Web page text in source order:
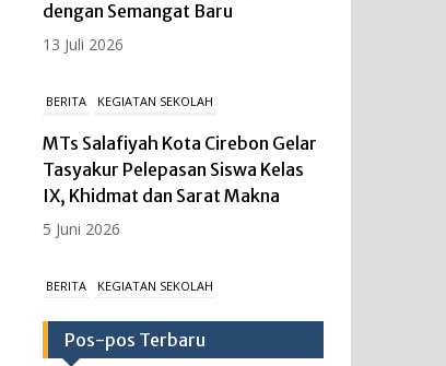
dengan Semangat Baru
13 Juli 2026
BERITA KEGIATAN SEKOLAH
MTs Salafiyah Kota Cirebon Gelar
Tasyakur Pelepasan Siswa Kelas
IX, Khidmat dan Sarat Makna
5 Juni 2026
BERITA KEGIATAN SEKOLAH
MTs Salafiyah Kota Cirebon Gelar
Upacara Peringatan Hari
Pos-pos Terbaru